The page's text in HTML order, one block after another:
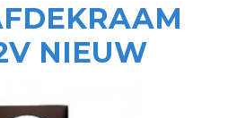
NIEUW